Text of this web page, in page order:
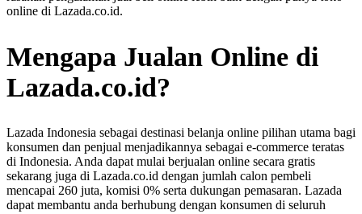
online di Lazada.co.id.
Mengapa Jualan Online di
Lazada.co.id?
Lazada Indonesia sebagai destinasi belanja online pilihan utama bagi
konsumen dan penjual menjadikannya sebagai e-commerce teratas
di Indonesia. Anda dapat mulai berjualan online secara gratis
sekarang juga di Lazada.co.id dengan jumlah calon pembeli
mencapai 260 juta, komisi 0% serta dukungan pemasaran. Lazada
dapat membantu anda berhubung dengan konsumen di seluruh